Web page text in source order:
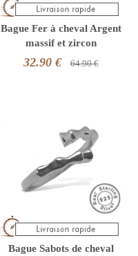
Bague Fer à cheval Argent
massif et zircon
32.90 € 64.90 €
Bague Sabots de cheval